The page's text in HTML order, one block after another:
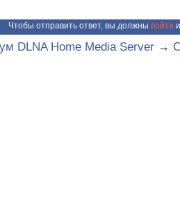
Чтобы отправить ответ, вы должны войти
DLNA Home Media Server →